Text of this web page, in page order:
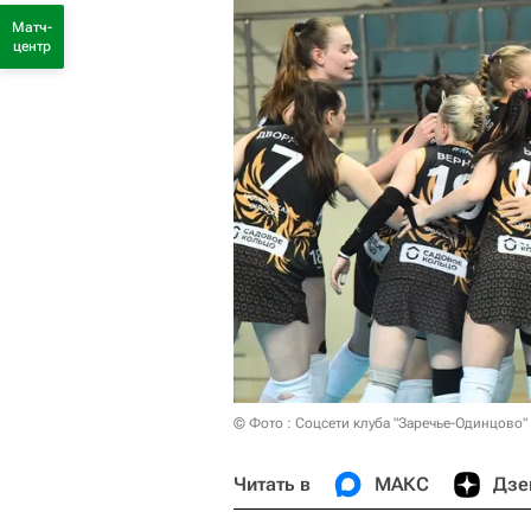
© Фото : Соцсети клуба "Заречье-Одинцово"
Читать в МАКС
Матч-
центр